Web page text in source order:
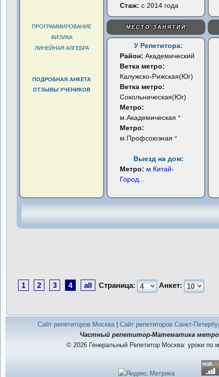
ПРОГРАММИРОВАНИЕ
ФИЗИКА
ЛИНЕЙНАЯ АЛГЕБРА
ПОДРОБНАЯ АНКЕТА
ОТЗЫВЫ УЧЕНИКОВ
Стаж: с 2014 года
МЕСТО ЗАНЯТИЙ
У Репетитора:
Район:Академический
Ветка метро:
Калужско-Рижская(Юг)
Ветка метро:
Сокольническая(Юг)
Метро:
м.Академическая*
Метро:
м.Профсоюзная*
Выезд на дом:
Метро: м.Китай-
Город
1 2 3 4 all Страница: Анкет:
Сайт репетиторов Москва| Сайт репетиторов Санкт-
Частный репетитор-Математика метро
© 2026 Генеральный Репетитор Москва: уроки по